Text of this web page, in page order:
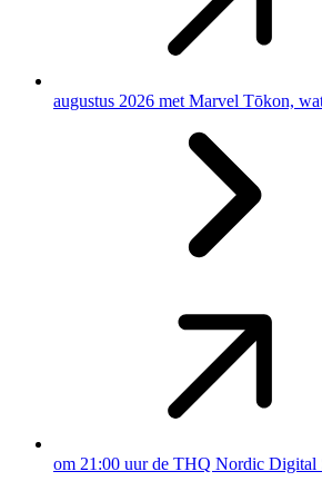
augustus 2026 met Marvel Tōkon,
om 21:00 uur de THQ Nordic Digital